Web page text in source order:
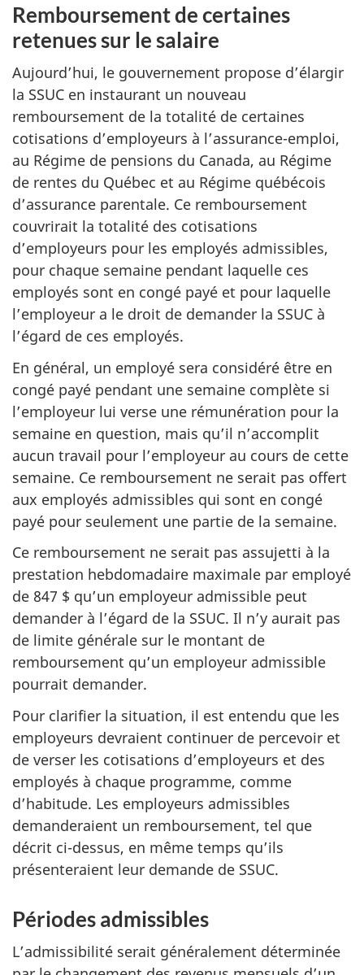
Remboursement de certaines
retenues sur le salaire
Aujourd’hui, le gouvernement propose d’élargir
la SSUC en instaurant un nouveau
remboursement de la totalité de certaines
cotisations d’employeurs à l’assurance-emploi,
au Régime de pensions du Canada, au Régime
de rentes du Québec et au Régime québécois
d’assurance parentale. Ce remboursement
couvrirait la totalité des cotisations
d’employeurs pour les employés admissibles,
pour chaque semaine pendant laquelle ces
employés sont en congé payé et pour laquelle
l’employeur a le droit de demander la SSUC à
l’égard de ces employés.
En général, un employé sera considéré être en
congé payé pendant une semaine complète si
l’employeur lui verse une rémunération pour la
semaine en question, mais qu’il n’accomplit
aucun travail pour l’employeur au cours de cette
semaine. Ce remboursement ne serait pas offert
aux employés admissibles qui sont en congé
payé pour seulement une partie de la semaine.
Ce remboursement ne serait pas assujetti à la
prestation hebdomadaire maximale par employé
de 847 $ qu’un employeur admissible peut
demander à l’égard de la SSUC. Il n’y aurait pas
de limite générale sur le montant de
remboursement qu’un employeur admissible
pourrait demander.
Pour clarifier la situation, il est entendu que les
employeurs devraient continuer de percevoir et
de verser les cotisations d’employeurs et des
employés à chaque programme, comme
d’habitude. Les employeurs admissibles
demanderaient un remboursement, tel que
décrit ci-dessus, en même temps qu’ils
présenteraient leur demande de SSUC.
Périodes admissibles
L’admissibilité serait généralement déterminée